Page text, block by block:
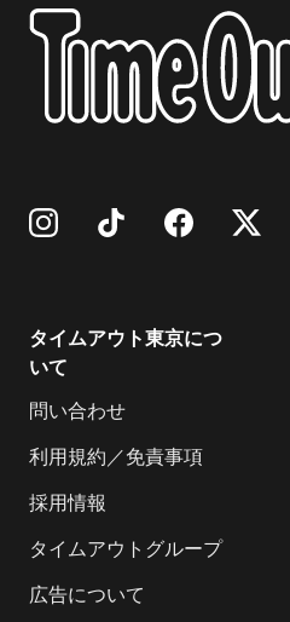
タイムアウト東京につ
いて
問い合わせ
利用規約／免責事項
採用情報
タイムアウトグループ
広告について